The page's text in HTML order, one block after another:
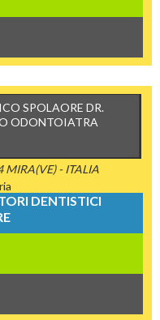
SPOLAORE DR.
ODONTOIATRA
MIRA(VE) - ITALIA
DENTISTICI